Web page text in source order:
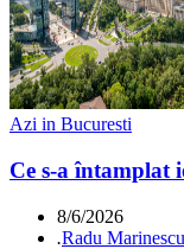
Azi in Bucuresti
Ce s-a întamplat
8/6/2026
.Radu Marinescu